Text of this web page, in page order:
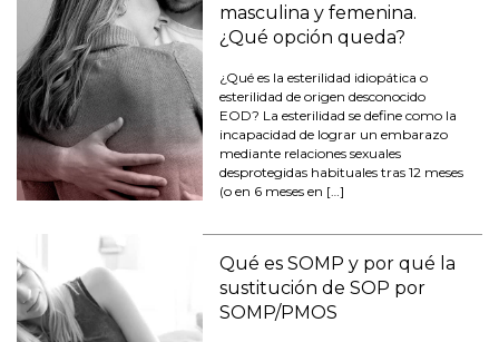
masculina y femenina.
¿Qué opción queda?
¿Qué es la esterilidad idiopática o
esterilidad de origen desconocido
EOD? La esterilidad se define como la
incapacidad de lograr un embarazo
mediante relaciones sexuales
desprotegidas habituales tras 12 meses
(o en 6 meses en […]
Qué es SOMP y por qué la
sustitución de SOP por
SOMP/PMOS